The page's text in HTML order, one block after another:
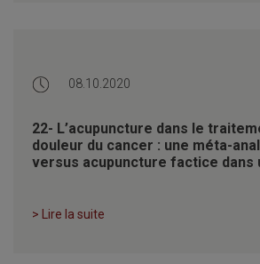
08.10.2020
22- L’acupuncture dans le
douleur du cancer : une méta-
versus acupuncture factice dans
> Lire la suite